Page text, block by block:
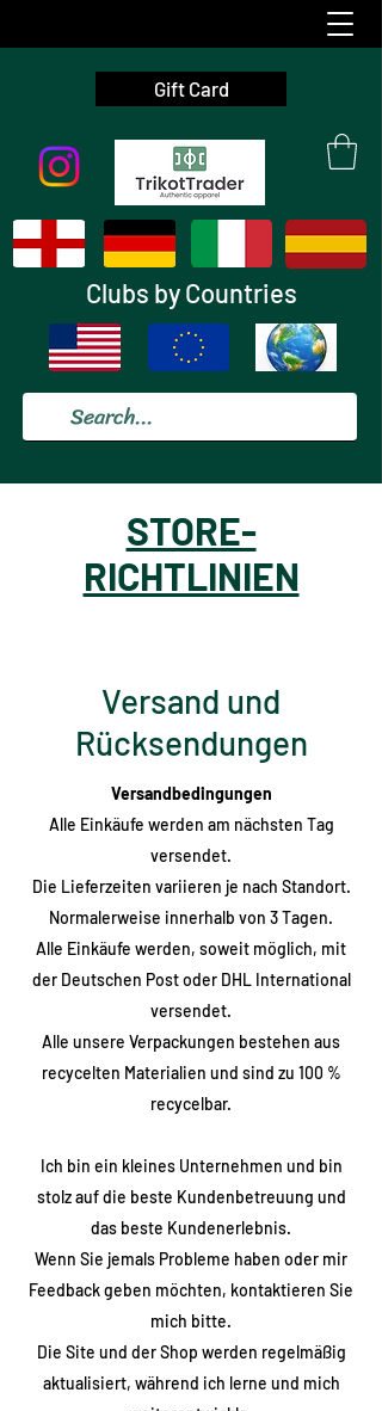
Gift Card
Clubs by Countries
STORE-
RICHTLINIEN
Versand und
Rücksendungen
Versandbedingungen
Alle Einkäufe werden am nächsten Tag
versendet.
Die Lieferzeiten variieren je nach Standort.
Normalerweise innerhalb von 3 Tagen.
Alle Einkäufe werden, soweit möglich, mit
der Deutschen Post oder DHL International
versendet.
Alle unsere Verpackungen bestehen aus
recycelten Materialien und sind zu 100 %
recycelbar.
Ich bin ein kleines Unternehmen und bin
stolz auf die beste Kundenbetreuung und
das beste Kundenerlebnis.
Wenn Sie jemals Probleme haben oder mir
Feedback geben möchten, kontaktieren Sie
mich bitte.
Die Site und der Shop werden regelmäßig
aktualisiert, während ich lerne und mich